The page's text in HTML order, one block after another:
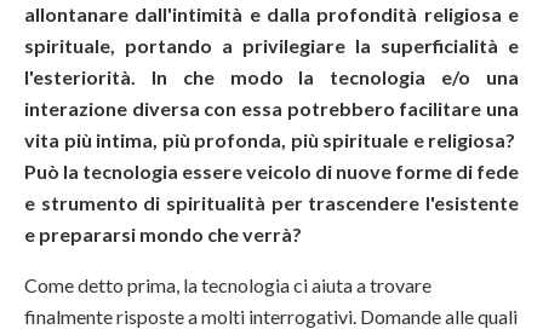
allontanare dall'intimità e dalla profondità religiosa e
spirituale, portando a privilegiare la superficialità e
l'esteriorità. In che modo la tecnologia e/o una
interazione diversa con essa potrebbero facilitare una
vita più intima, più profonda, più spirituale e religiosa?
Può la tecnologia essere veicolo di nuove forme di fede
e strumento di spiritualità per trascendere l'esistente
e prepararsi mondo che verrà?
Come detto prima, la tecnologia ci aiuta a trovare
finalmente risposte a molti interrogativi. Domande alle quali